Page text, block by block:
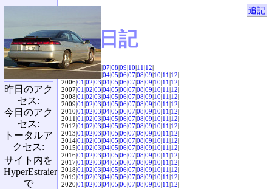
追記
SVX日記
2004|04|05|06|07|08|09|10|11|12|
|04|05|06|07|08|09|10|11|12|
2006|01|02|03|04|05|06|07|08|09|10|11|12|
2007|01|02|03|04|05|06|07|08|09|10|11|12|
2008|01|02|03|04|05|06|07|08|09|10|11|12|
2009|01|02|03|04|05|06|07|08|09|10|11|12|
2010|01|02|03|04|05|06|07|08|09|10|11|12|
2011|01|02|03|04|05|06|07|08|09|10|11|12|
2012|01|02|03|04|05|06|07|08|09|10|11|12|
2013|01|02|03|04|05|06|07|08|09|10|11|12|
2014|01|02|03|04|05|06|07|08|09|10|11|12|
2015|01|02|03|04|05|06|07|08|09|10|11|12|
2016|01|02|03|04|05|06|07|08|09|10|11|12|
2017|01|02|03|04|05|06|07|08|09|10|11|12|
2018|01|02|03|04|05|06|07|08|09|10|11|12|
2019|01|02|03|04|05|06|07|08|09|10|11|12|
2020|01|02|03|04|05|06|07|08|09|10|11|12|
昨日のアク
セス:
今日のアク
セス:
トータルア
クセス:
サイト内を
HyperEstraier
で